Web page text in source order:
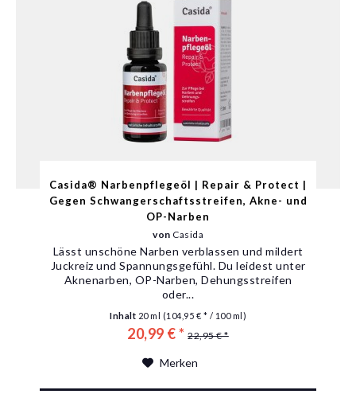
Casida® Narbenpflegeöl | Repair & Protect |
Gegen Schwangerschaftsstreifen, Akne- und
OP-Narben
vonCasida
Lässt unschöne Narben verblassen und mildert
Juckreiz und Spannungsgefühl. Du leidest unter
Aknenarben, OP-Narben, Dehungsstreifen
oder...
Inhalt 20 ml (104,95 € * / 100 ml)
20,99 € * 22,95 € *
Merken